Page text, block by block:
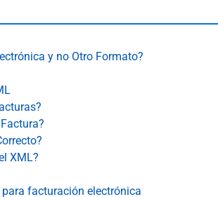
y no Otro Formato?
XML?
facturación electrónica